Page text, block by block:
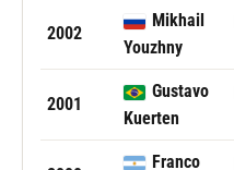
2002
Mikhail
Youzhny
2001
Gustavo
Kuerten
Franco